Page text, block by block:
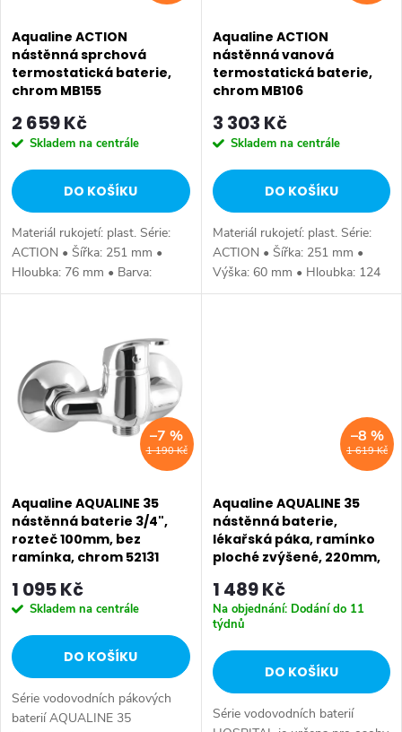
p
r
o
d
u
k
t
ů
p
r
o
d
u
k
t
Aqualine ACTION
nástěnná sprchová
termostatická baterie,
chrom MB155
2 659 Kč
Skladem na centrále
DO KOŠÍKU
Materiál rukojetí: plast. Série:
ACTION • Šířka: 251 mm •
Hloubka: 76 mm • Barva:
Chrom • Materiál: Mosaz • Tvar:
Aqualine ACTION
nástěnná vanová
termostatická baterie,
chrom MB106
3 303 Kč
Skladem na centrále
DO KOŠÍKU
Materiál rukojetí: plast. Série:
ACTION • Šířka: 251 mm •
Výška: 60 mm • Hloubka: 124
mm • Barva: Chrom • Materiál:
1 190 Kč
–7 %
Aqualine AQUALINE 35
nástěnná baterie 3/4",
rozteč 100mm, bez
ramínka, chrom 52131
1 095 Kč
Skladem na centrále
DO KOŠÍKU
Série vodovodních pákových
baterií AQUALINE 35
1 619 Kč
–8 %
Aqualine AQUALINE 35
nástěnná baterie,
lékařská páka, ramínko
ploché zvýšené, 220mm,
1 489 Kč
Na objednání: Dodání do 11
týdnů
DO KOŠÍKU
Série vodovodních baterií